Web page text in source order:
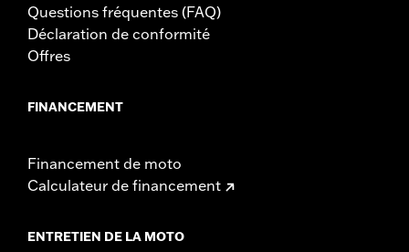
Questions fréquentes (FAQ)
Déclaration de conformité
Offres
FINANCEMENT
Financement de moto
Calculateur de financement
ENTRETIEN DE LA MOTO